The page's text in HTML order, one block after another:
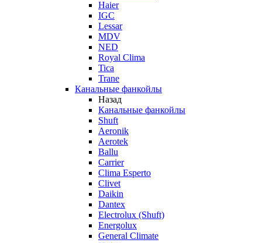
Haier
IGC
Lessar
MDV
NED
Royal Clima
Tica
Trane
Канальные фанкойлы
Назад
Канальные фанкойлы
Shuft
Aeronik
Aerotek
Ballu
Carrier
Clima Esperto
Clivet
Daikin
Dantex
Electrolux (Shuft)
Energolux
General Climate